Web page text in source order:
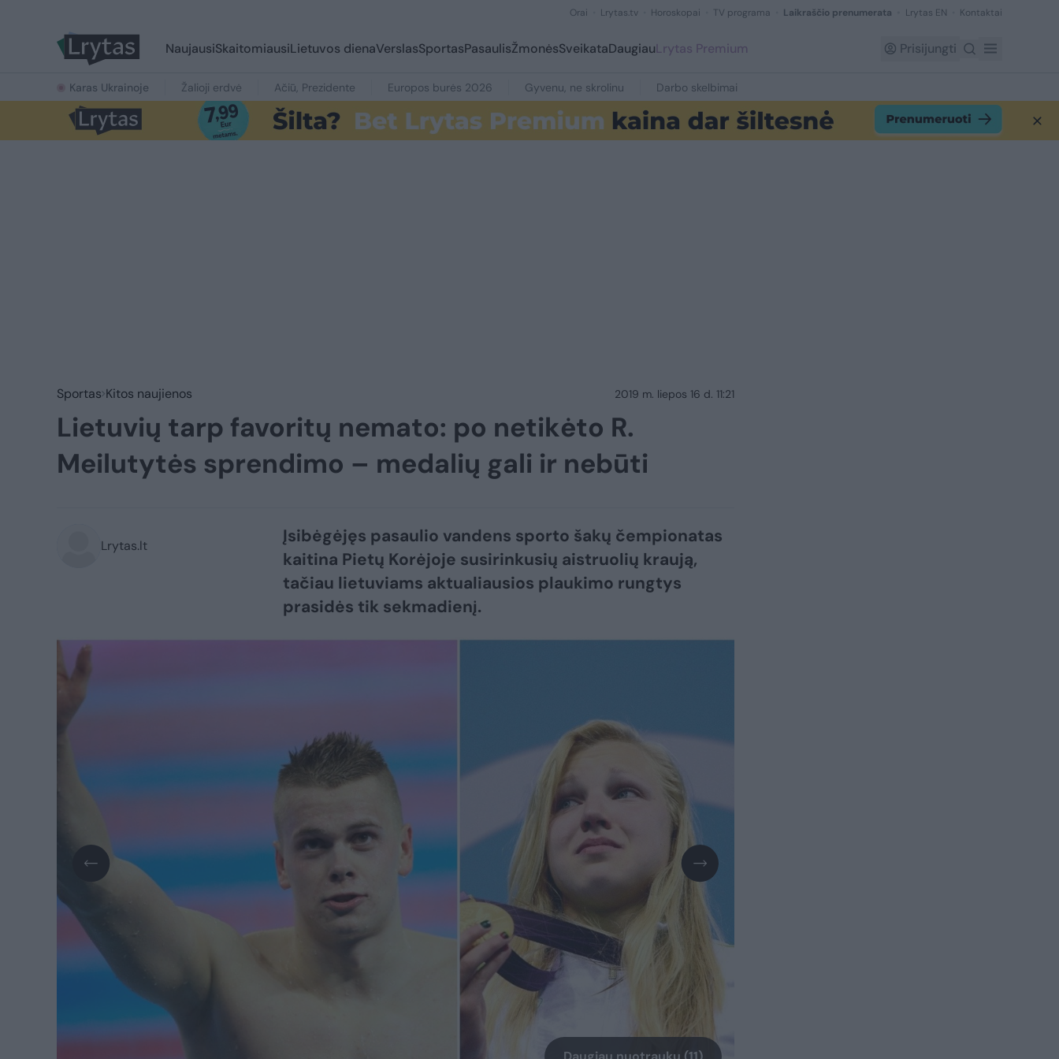
Orai Lrytas.tv Horoskopai TV programa Laikraščio prenumerata Lrytas EN Kontaktai
NaujausiSkaitomiausiLietuvos dienaVerslasSportasPasaulisŽmonėsSveikataDaugiauLrytas Premium Prisijungti
Karas Ukrainoje Žalioji erdvė Ačiū, Prezidente Europos burės 2026 Gyvenu, ne skrolinu Darbo skelbimai
Sportas Kitos naujienos 2019 m. liepos 16 d. 11:21
Lietuvių tarp favoritų nemato: po netikėto R.
Meilutytės sprendimo – medalių gali ir nebūti
Lrytas.lt
Įsibėgėjęs pasaulio vandens sporto šakų čempionatas
kaitina Pietų Korėjoje susirinkusių aistruolių kraują,
tačiau lietuviams aktualiausios plaukimo rungtys
prasidės tik sekmadienį.